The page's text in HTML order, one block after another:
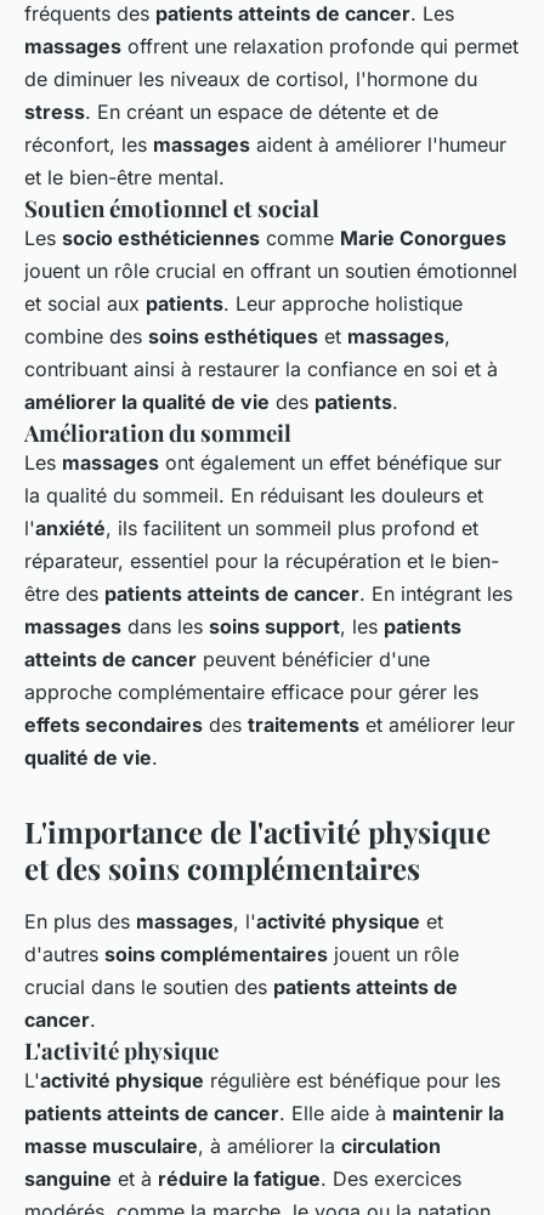
fréquents des patients atteints de cancer. Les
massages offrent une relaxation profonde qui permet
de diminuer les niveaux de cortisol, l'hormone du
stress. En créant un espace de détente et de
réconfort, les massages aident à améliorer l'humeur
et le bien-être mental.
Soutien émotionnel et social
Les socio esthéticiennes comme Marie Conorgues
jouent un rôle crucial en offrant un soutien émotionnel
et social aux patients. Leur approche holistique
combine des soins esthétiques et massages,
contribuant ainsi à restaurer la confiance en soi et à
améliorer la qualité de vie des patients.
Amélioration du sommeil
Les massages ont également un effet bénéfique sur
la qualité du sommeil. En réduisant les douleurs et
l'anxiété, ils facilitent un sommeil plus profond et
réparateur, essentiel pour la récupération et le bien-
être des patients atteints de cancer. En intégrant les
massages dans les soins support, les patients
atteints de cancer peuvent bénéficier d'une
approche complémentaire efficace pour gérer les
effets secondaires des traitements et améliorer leur
qualité de vie.
L'importance de l'activité physique
et des soins complémentaires
En plus des massages, l'activité physique et
d'autres soins complémentaires jouent un rôle
crucial dans le soutien des patients atteints de
cancer.
L'activité physique
L'activité physique régulière est bénéfique pour les
patients atteints de cancer. Elle aide à maintenir la
masse musculaire, à améliorer la circulation
sanguine et à réduire la fatigue. Des exercices